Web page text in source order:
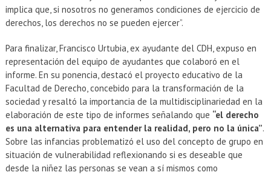
implica que, si nosotros no generamos condiciones de ejercicio de
derechos, los derechos no se pueden ejercer”.
Para finalizar, Francisco Urtubia, ex ayudante del CDH, expuso en
representación del equipo de ayudantes que colaboró en el
informe. En su ponencia, destacó el proyecto educativo de la
Facultad de Derecho, concebido para la transformación de la
sociedad y resaltó la importancia de la multidisciplinariedad en la
elaboración de este tipo de informes señalando que “el derecho
es una alternativa para entender la realidad, pero no la única”.
Sobre las infancias problematizó el uso del concepto de grupo en
situación de vulnerabilidad reflexionando si es deseable que
desde la niñez las personas se vean a sí mismos como